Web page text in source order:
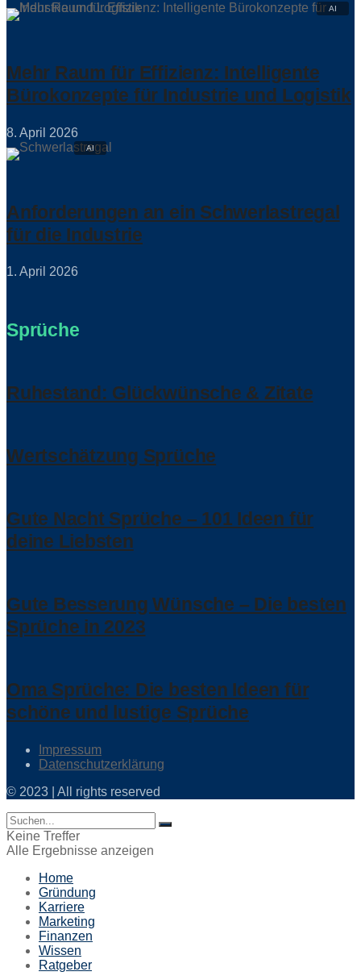
Mehr Raum für Effizienz: Intelligente
Bürokonzepte für Industrie und Logistik
8. April 2026
Anforderungen an ein Schwerlastregal
für die Industrie
1. April 2026
Sprüche
Ruhestand: Glückwünsche & Zitate
Wertschätzung Sprüche
Gute Nacht Sprüche – 101 Ideen für
deine Liebsten
Gute Besserung Wünsche – Die besten
Sprüche in 2023
Oma Sprüche: Die besten Ideen für
schöne und lustige Sprüche
Impressum
Datenschutzerklärung
© 2023 | All rights reserved
Keine Treffer
Alle Ergebnisse anzeigen
Home
Gründung
Karriere
Marketing
Finanzen
Wissen
Ratgeber